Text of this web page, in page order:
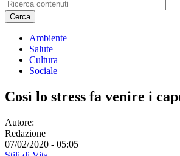
Cerca
Ambiente
Salute
Cultura
Sociale
Così lo stress fa venire i
Autore:
Redazione
07/02/2020 - 05:05